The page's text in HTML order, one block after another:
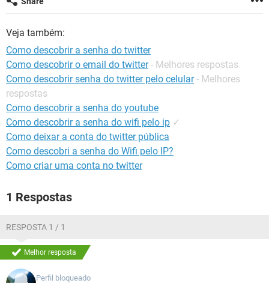
GUIA DE COMPRAS
Veja também:
Como descobrir a senha do twitter
Como descobrir o email do twitter - Melhores respostas
Como descobrir senha do twitter pelo celular - Melhores
respostas
Como descobrir a senha do youtube
Como descobrir a senha do wifi pelo ip ✓
Como deixar a conta do twitter pública
Como descobri a senha do Wifi pelo IP?
Como criar uma conta no twitter
1 Respostas
RESPOSTA 1 / 1
Melhor resposta
Perfil bloqueado